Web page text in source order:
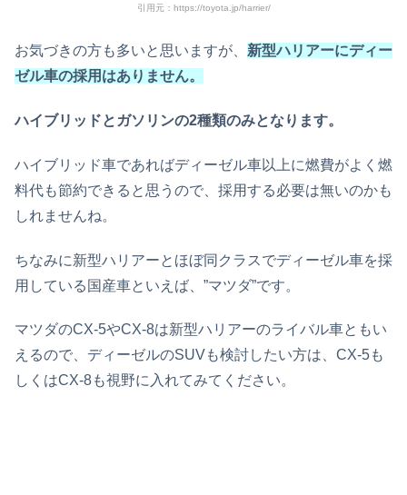
引用元：https://toyota.jp/harrier/
お気づきの方も多いと思いますが、 新型ハリアーにディー
ゼル車の採用はありません。
ハイブリッドとガソリンの2種類のみとなります。
ハイブリッド車であればディーゼル車以上に燃費がよく燃
料代も節約できると思うので、採用する必要は無いのかも
しれませんね。
ちなみに新型ハリアーとほぼ同クラスでディーゼル車を採
用している国産車といえば、”マツダ”です。
マツダのCX-5やCX-8は新型ハリアーのライバル車ともい
えるので、ディーゼルのSUVも検討したい方は、CX-5も
しくはCX-8も視野に入れてみてください。